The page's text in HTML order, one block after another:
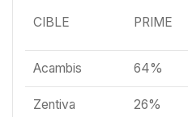
CIBLE PRIME
Acambis 64%
Zentiva 26%